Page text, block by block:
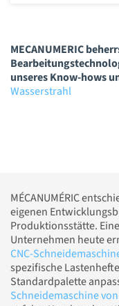
MECANUMERIC
unseres Know-hows
Wasserstrahl
MÉCANUMÉRIC
eigenen
Produktionsstätte.
Unternehmen heute
CNC-
spezifische
Standardpalette
Schneidemaschine